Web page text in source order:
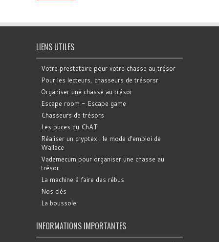
LIENS UTILES
Votre prestataire pour votre chasse au trésor
Pour les lecteurs, chasseurs de trésorsr
Organiser une chasse au trésor
Escape room - Escape game
Chasseurs de trésors
Les puces du ChAT
Réaliser un cryptex : le mode d'emploi de
Wallace
Vademecum pour organiser une chasse au
trésor
La machine à faire des rébus
Nos clés
La boussole
INFORMATIONS IMPORTANTES